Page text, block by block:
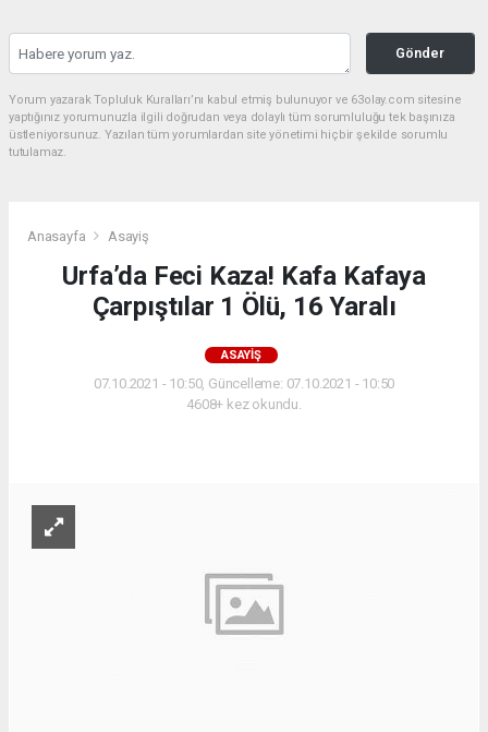
Gönder
Yorum yazarak Topluluk Kuralları’nı kabul etmiş bulunuyor ve 63olay.com sitesine
yaptığınız yorumunuzla ilgili doğrudan veya dolaylı tüm sorumluluğu tek başınıza
üstleniyorsunuz. Yazılan tüm yorumlardan site yönetimi hiçbir şekilde sorumlu
tutulamaz.
Anasayfa Asayiş
Urfa’da Feci Kaza! Kafa Kafaya
Çarpıştılar 1 Ölü, 16 Yaralı
ASAYIŞ
07.10.2021 - 10:50, Güncelleme: 07.10.2021 - 10:50
4608+ kez okundu.